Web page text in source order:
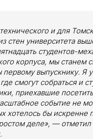
и для
стен университета
студентов-
корпуса, мы станем
первому выпускнику. Я
смогут собраться и
приехавшие
событие не
хотелось бы
деле», —